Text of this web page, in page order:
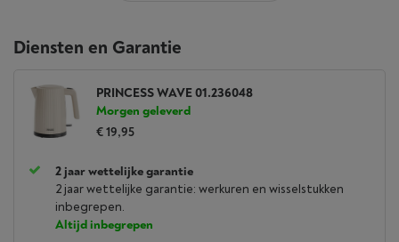
Diensten en Garantie
PRINCESS WAVE 01.236048
Morgen geleverd
€ 19,95
2 jaar wettelijke garantie
2 jaar wettelijke garantie: werkuren en wisselstukken
inbegrepen.
Altijd inbegrepen